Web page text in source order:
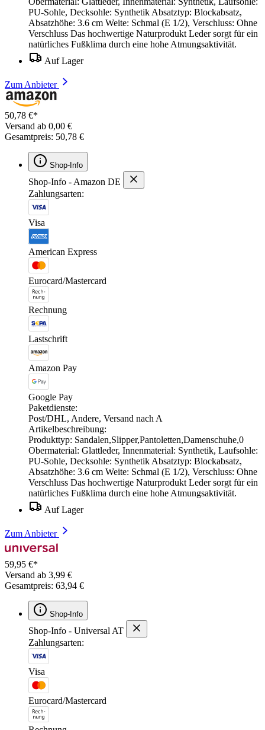
PU-Sohle, Decksohle: Synthetik Absatztyp: Blockabsatz,
Absatzhöhe: 3.6 cm Weite: Schmal (E 1/2), Verschluss: Ohne
Verschluss Das hochwertige Naturprodukt Leder sorgt für ein
natürliches Fußklima durch eine hohe Atmungsaktivität.
Auf Lager
Zum Anbieter
50,78 €*
Versand ab 0,00 €
Gesamtpreis: 50,78 €
Shop-Info
Shop-Info - Amazon DE
Zahlungsarten:
Visa
American Express
Eurocard/Mastercard
Rechnung
Lastschrift
Amazon Pay
Google Pay
Paketdienste:
Post/DHL, Andere, Versand nach A
Artikelbeschreibung:
Produkttyp: Sandalen,Slipper,Pantoletten,Damenschuhe,0
Obermaterial: Glattleder, Innenmaterial: Synthetik, Laufsohle:
PU-Sohle, Decksohle: Synthetik Absatztyp: Blockabsatz,
Absatzhöhe: 3.6 cm Weite: Schmal (E 1/2), Verschluss: Ohne
Verschluss Das hochwertige Naturprodukt Leder sorgt für ein
natürliches Fußklima durch eine hohe Atmungsaktivität.
Auf Lager
Zum Anbieter
59,95 €*
Versand ab 3,99 €
Gesamtpreis: 63,94 €
Shop-Info
Shop-Info - Universal AT
Zahlungsarten:
Visa
Eurocard/Mastercard